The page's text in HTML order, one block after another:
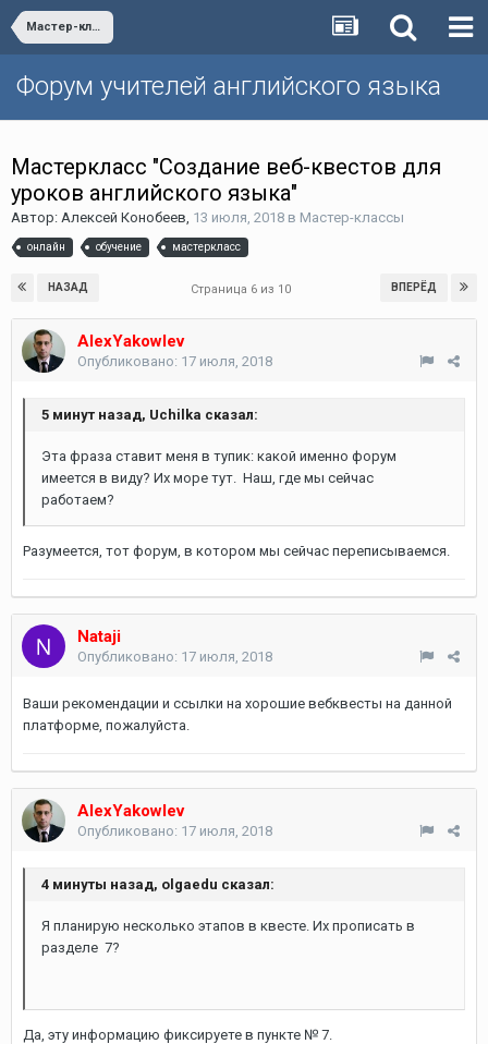
Мастер-классы
Форум учителей английского языка
Мастеркласс "Создание веб-квестов для
уроков английского языка"
Автор: Алексей Конобеев, 13 июля, 2018 в Мастер-классы
онлайн обучение мастеркласс
НАЗАД ВПЕРЁД
Страница 6 из 10
AlexYakowlev
Опубликовано: 17 июля, 2018
5 минут назад, Uchilka сказал:
Эта фраза ставит меня в тупик: какой именно форум
имеется в виду? Их море тут. Наш, где мы сейчас
работаем?
Разумеется, тот форум, в котором мы сейчас переписываемся.
Nataji
Опубликовано: 17 июля, 2018
Ваши рекомендации и ссылки на хорошие вебквесты на данной
платформе, пожалуйста.
AlexYakowlev
Опубликовано: 17 июля, 2018
4 минуты назад, olgaedu сказал:
Я планирую несколько этапов в квесте. Их прописать в
разделе 7?
Да, эту информацию фиксируете в пункте № 7.